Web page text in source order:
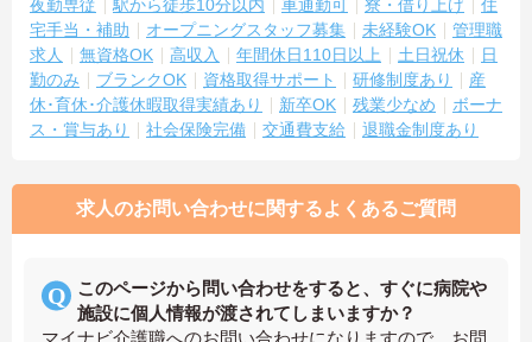
夜勤専従 駅から徒歩10分以内 車通勤可 寮・借り上げ
住
宅手当・補助
オープニングスタッフ募集 未経験OK
管理職
求人
無資格OK 高収入 年間休日110日以上 土日祝休
日
勤のみ
ブランクOK 資格取得サポート 研修制度あり
産
休･育休･介護休暇取得実績あり
新卒OK 残業少なめ
ボーナ
ス・賞与あり
社会保険完備 交通費支給 退職金制度あり
求人のお問い合わせに関するよくあるご質問
このページから問い合わせをすると、すぐに病院や
施設に個人情報が渡されてしまいますか？
マイナビ介護職へのお問い合わせになりますので、お問